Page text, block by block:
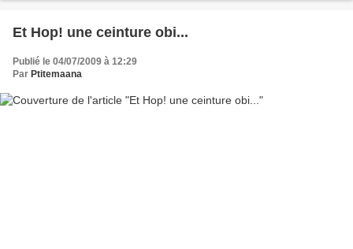
Et Hop! une ceinture obi...
Publié le 04/07/2009 à 12:29
Par Ptitemaana